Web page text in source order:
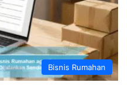
Bisnis Rumahan